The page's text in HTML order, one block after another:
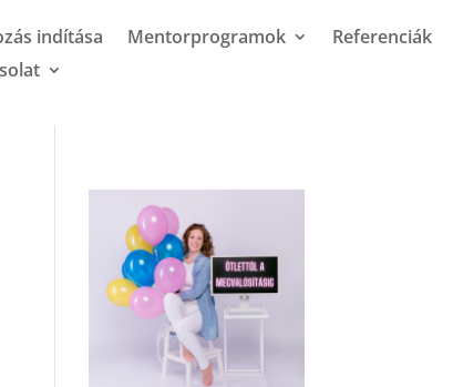
indítása Mentorprogramok
Referenciák